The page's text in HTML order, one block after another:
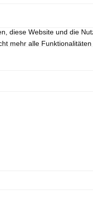
diese Website und die
mehr alle